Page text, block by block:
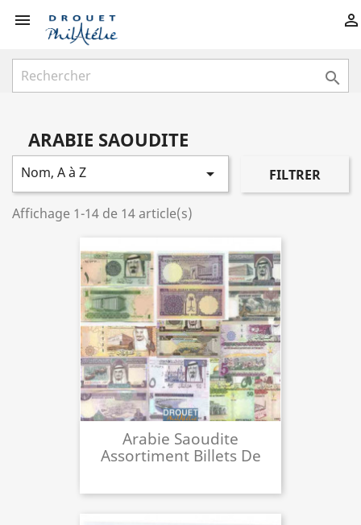
 

ARABIE SAOUDITE
Nom, A à Z  FILTRER
Affichage 1-14 de 14 article(s)
Arabie Saoudite
Assortiment Billets De